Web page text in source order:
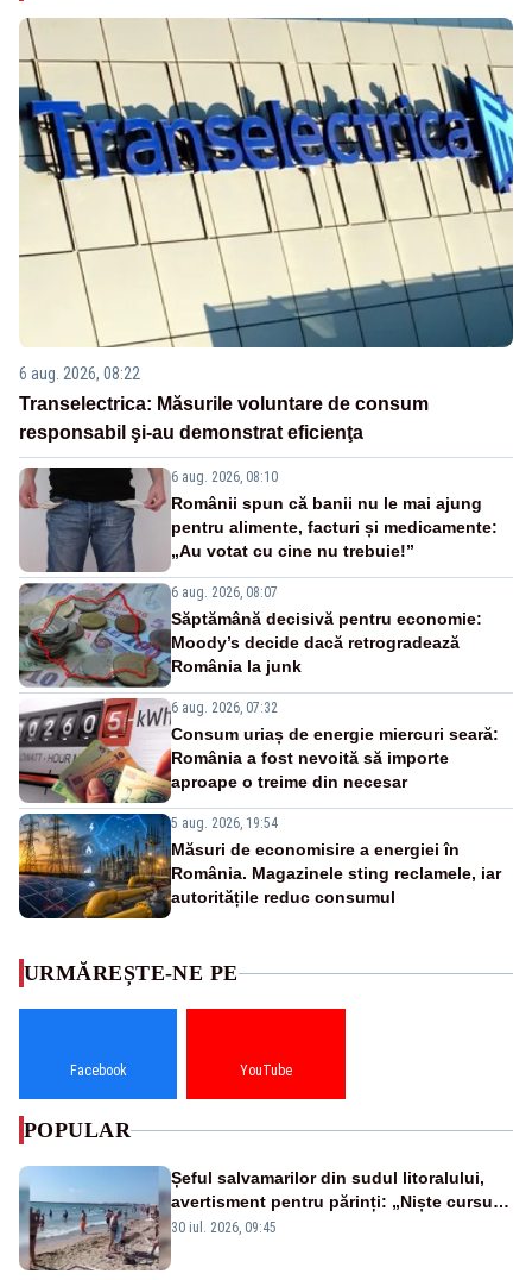
6 aug. 2026, 08:22
Transelectrica: Măsurile voluntare de consum
responsabil şi-au demonstrat eficienţa
6 aug. 2026, 08:10
Românii spun că banii nu le mai ajung
pentru alimente, facturi și medicamente:
„Au votat cu cine nu trebuie!”
6 aug. 2026, 08:07
Săptămână decisivă pentru economie:
Moody’s decide dacă retrogradează
România la junk
6 aug. 2026, 07:32
Consum uriaș de energie miercuri seară:
România a fost nevoită să importe
aproape o treime din necesar
5 aug. 2026, 19:54
Măsuri de economisire a energiei în
România. Magazinele sting reclamele, iar
autoritățile reduc consumul
URMĂREȘTE-NE PE
Facebook YouTube
POPULAR
Șeful salvamarilor din sudul litoralului,
avertisment pentru părinți: „Niște cursuri
de înot la piscină nu sunt suficiente”
30 iul. 2026, 09:45